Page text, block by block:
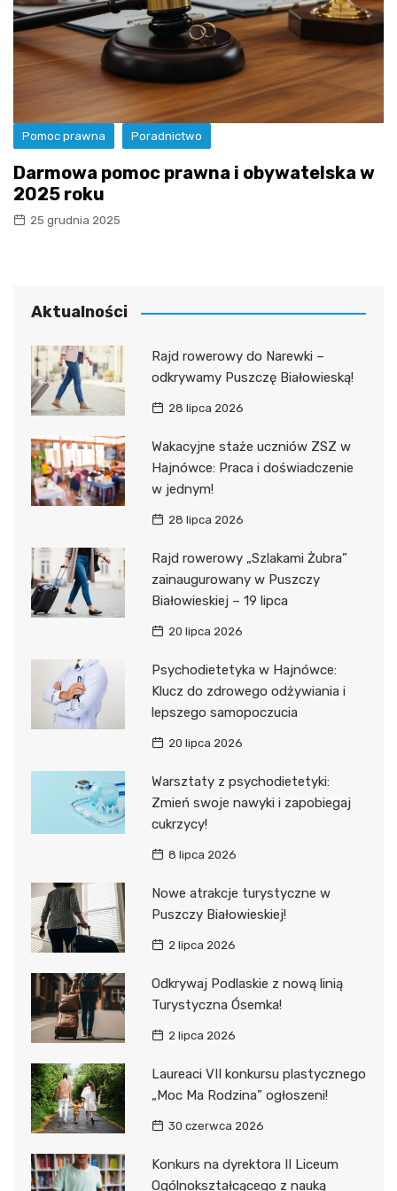
Pomoc prawna Poradnictwo
Darmowa pomoc prawna i obywatelska w
2025 roku
25 grudnia 2025
Aktualności
Rajd rowerowy do Narewki –
odkrywamy Puszczę Białowieską!
28 lipca 2026
Wakacyjne staże uczniów ZSZ w
Hajnówce: Praca i doświadczenie
w jednym!
28 lipca 2026
Rajd rowerowy „Szlakami Żubra”
zainaugurowany w Puszczy
Białowieskiej – 19 lipca
20 lipca 2026
Psychodietetyka w Hajnówce:
Klucz do zdrowego odżywiania i
lepszego samopoczucia
20 lipca 2026
Warsztaty z psychodietetyki:
Zmień swoje nawyki i zapobiegaj
cukrzycy!
8 lipca 2026
Nowe atrakcje turystyczne w
Puszczy Białowieskiej!
2 lipca 2026
Odkrywaj Podlaskie z nową linią
Turystyczna Ósemka!
2 lipca 2026
Laureaci VII konkursu plastycznego
„Moc Ma Rodzina” ogłoszeni!
30 czerwca 2026
Konkurs na dyrektora II Liceum
Ogólnokształcącego z nauką